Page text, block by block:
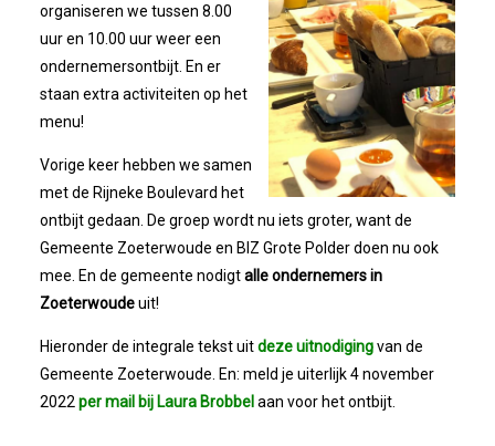
Statuten
Nieuws
IJshal De Vliet Nodigt Ons Uit!
Verkiezingsdebat!
Geslaagde Nieuwjaarsreceptie OVZ
Bezoek Aan Mike Van Bemmelen
organiseren we tussen 8.00
uur en 10.00 uur weer een
ondernemersontbijt. En er
staan extra activiteiten op het
menu!
Vorige keer hebben we samen
met de Rijneke Boulevard het
ontbijt gedaan. De groep wordt nu iets groter, want de
Gemeente Zoeterwoude en BIZ Grote Polder doen nu ook
mee. En de gemeente nodigtalle ondernemers in
Zoeterwoudeuit!
Hieronder de integrale tekst uitdeze uitnodigingvan de
Gemeente Zoeterwoude. En: meld je uiterlijk 4 november
2022 per mail bij Laura Brobbel aan voor het ontbijt.